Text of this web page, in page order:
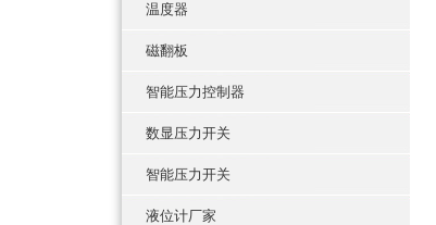
温度器
磁翻板
智能压力控制器
数显压力开关
智能压力开关
液位计厂家